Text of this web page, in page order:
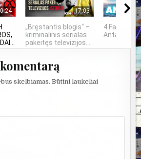
17:03
„Bręstantis blogis“ –
kriminalinis serialas
pakeitęs televizijos...
4 Faktai
Antarktidą
skelbiamas. Būtini laukeliai